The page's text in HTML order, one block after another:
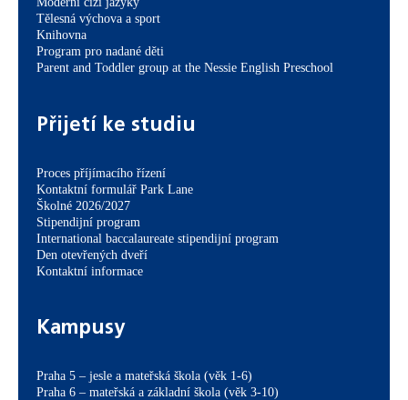
Tělesná výchova a sport
Knihovna
Program pro nadané děti
Parent and Toddler group at the Nessie English Preschool
Přijetí ke studiu
Proces příjímacího řízení
Kontaktní formulář Park Lane
Školné 2026/2027
Stipendijní program
International baccalaureate stipendijní program
Den otevřených dveří
Kontaktní informace
Kampusy
Praha 5 – jesle a mateřská škola (věk 1-6)
Praha 6 – mateřská a základní škola (věk 3-10)